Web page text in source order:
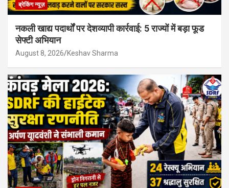
ब्रेकिंग न्यूज़
नकली खाद्य पदार्थों पर देशव्यापी कार्रवाई: 5 राज्यों में बड़ा फूड
सेफ्टी अभियान
August 8, 2026 Keshav Sharma